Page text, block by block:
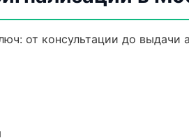
от консультации до выдачи